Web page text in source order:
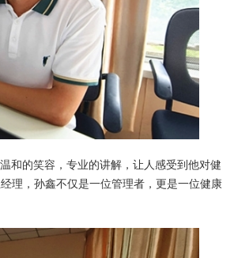
和的笑容，专业的讲解，让人感受到他对健
理，孙鑫不仅是一位管理者，更是一位健康